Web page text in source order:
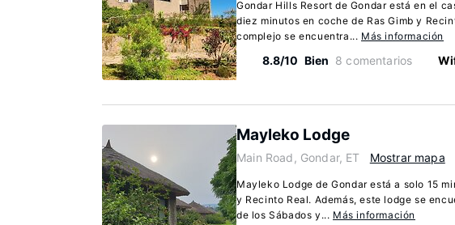
Gondar Hills Resort de Gondar está en el
diez minutos en coche de Ras Gimb y
complejo se encuentra... Más información
8.8/10 Bien 8 comentarios
Mayleko Lodge
Main Road, Gondar, ET Mostrar mapa
Mayleko Lodge de Gondar está a solo 15
y Recinto Real. Además, este lodge se
de los Sábados y... Más información